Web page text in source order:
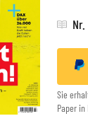
Sie
Paper in